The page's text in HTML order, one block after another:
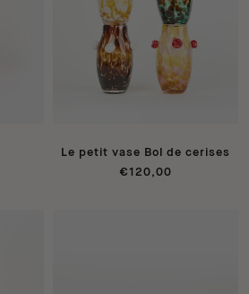
Le petit vase Bol de cerises
€120,00